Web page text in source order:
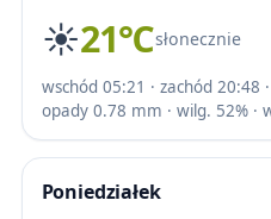
☀️21℃słonecznie
wschód 05:21 · zachód 20:48
opady 0.78 mm · wilg. 52% ·
Poniedziałek